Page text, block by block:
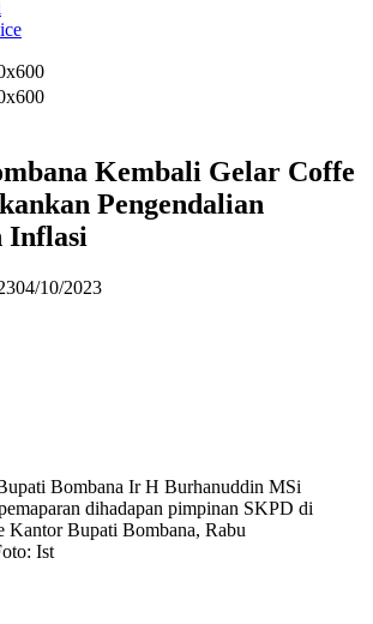
Kembali Gelar Coffe
Pengendalian
Inflasi
04/10/2023
Bombana Ir H Burhanuddin MSi
dihadapan pimpinan SKPD di
Kantor Bupati Bombana, Rabu
Ist